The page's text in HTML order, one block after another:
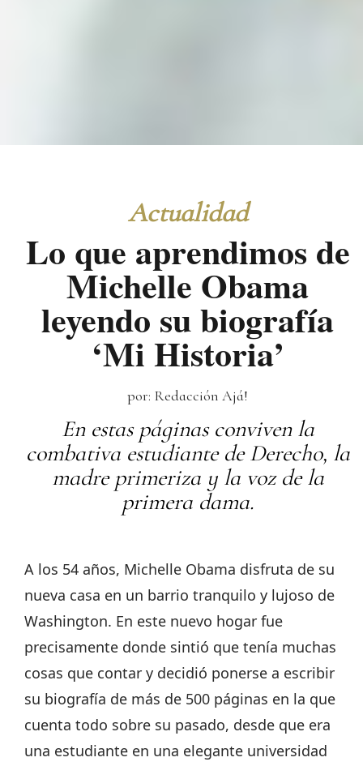
Actualidad
Lo que aprendimos de
Michelle Obama
leyendo su biografía
‘Mi Historia’
por: Redacción Ajá!
En estas páginas conviven la
combativa estudiante de Derecho, la
madre primeriza y la voz de la
primera dama.
A los 54 años, Michelle Obama disfruta de su
nueva casa en un barrio tranquilo y lujoso de
Washington. En este nuevo hogar fue
precisamente donde sintió que tenía muchas
cosas que contar y decidió ponerse a escribir
su biografía de más de 500 páginas en la que
cuenta todo sobre su pasado, desde que era
una estudiante en una elegante universidad